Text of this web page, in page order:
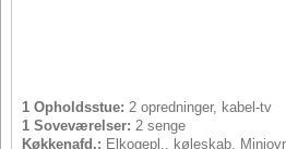
1 Opholdsstue: 2 opredninger, kabel-tv
1 Soveværelser: 2 senge
Køkkenafd.: Elkogepl., køleskab,